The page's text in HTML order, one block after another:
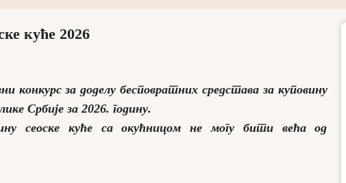
куће 2026
конкурс за доделу бесповратних средстава за куповину
Србије за 2026. годину.
сеоске куће са окућницом не могу бити већа од